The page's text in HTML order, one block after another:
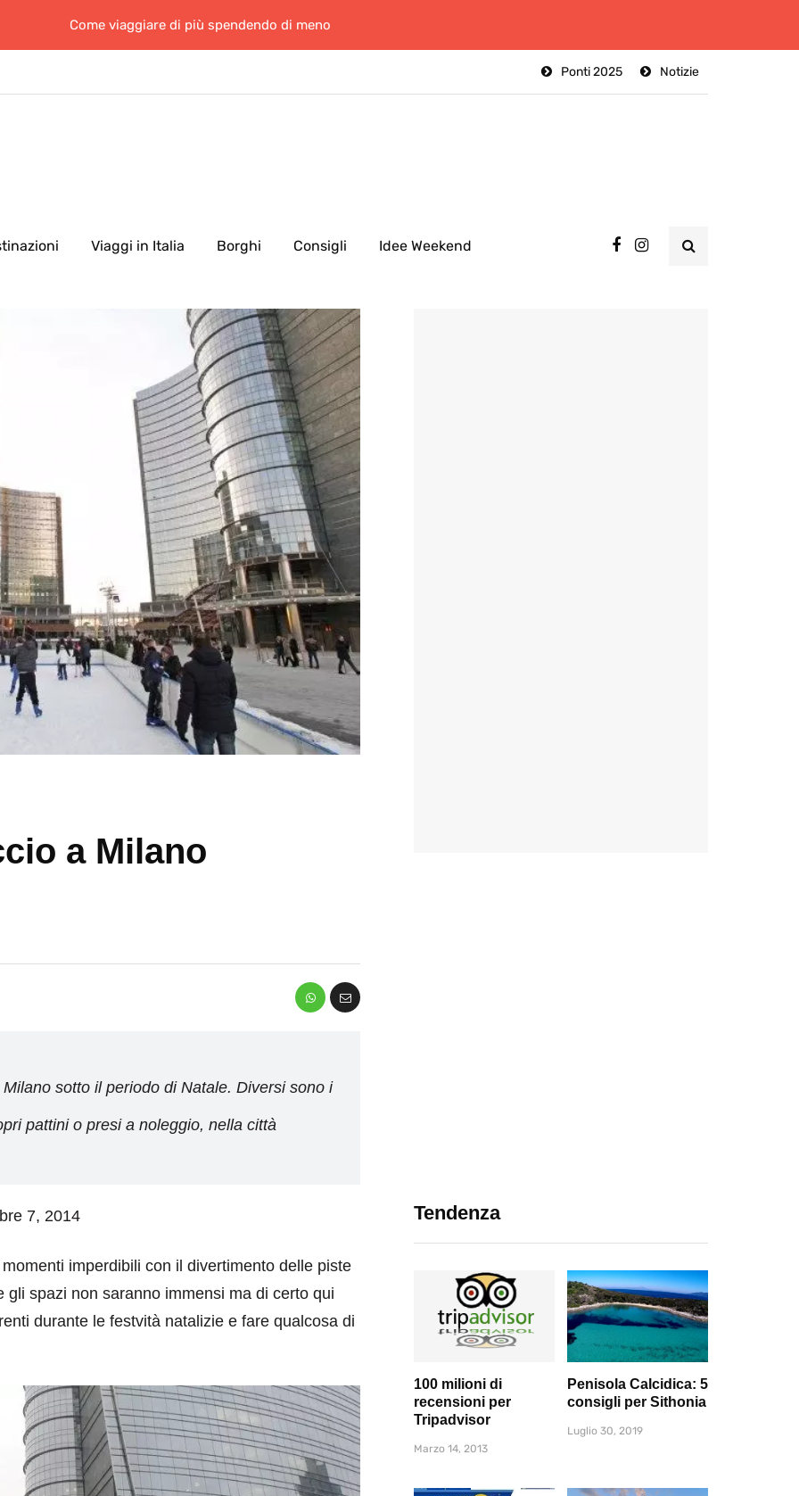
Come viaggiare di più spendendo di meno
Notizie
Ponti 2025
Viaggi in Italia Borghi Consigli Idee Weekend
a Milano
sotto il periodo di Natale. Diversi sono i
pattini o presi a noleggio, nella città
7, 2014
imperdibili con il divertimento delle piste
gli spazi non saranno immensi ma di certo qui
durante le festvità natalizie e fare qualcosa di
Tendenza
100 milioni di
recensioni per
Tripadvisor
Marzo 14, 2013
Penisola Calcidica: 5
consigli per Sithonia
Luglio 30, 2019